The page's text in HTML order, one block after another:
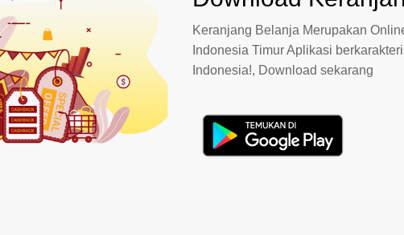
Keranjang Belanja Merupakan
Indonesia Timur Aplikasi
Indonesia!, Download sekarang